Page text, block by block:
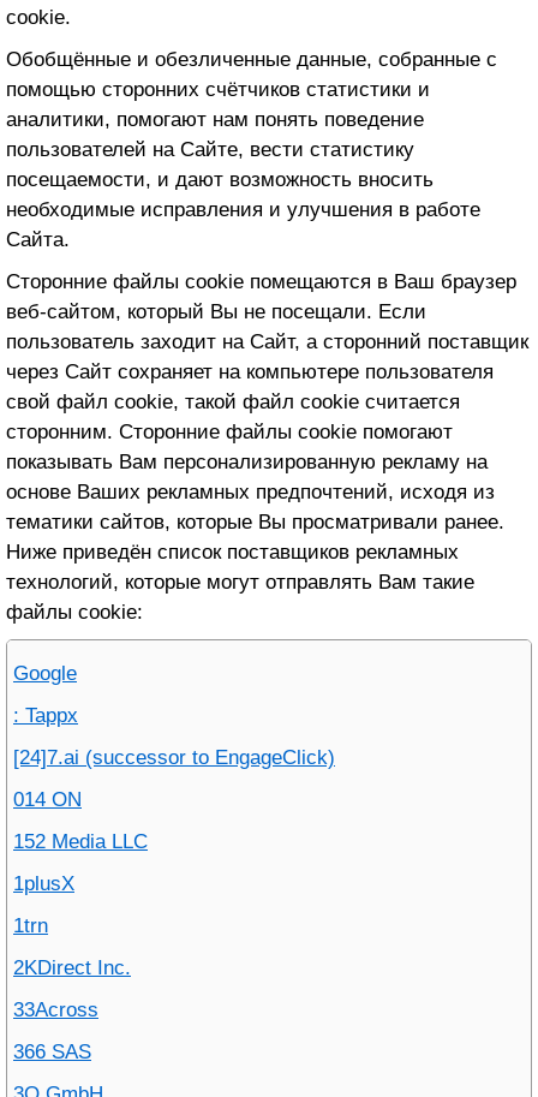
cookie.
Обобщённые и обезличенные данные, собранные с
помощью сторонних счётчиков статистики и
аналитики, помогают нам понять поведение
пользователей на Сайте, вести статистику
посещаемости, и дают возможность вносить
необходимые исправления и улучшения в работе
Сайта.
Сторонние файлы cookie помещаются в Ваш браузер
веб-сайтом, который Вы не посещали. Если
пользователь заходит на Сайт, а сторонний поставщик
через Сайт сохраняет на компьютере пользователя
свой файл cookie, такой файл cookie считается
сторонним. Сторонние файлы cookie помогают
показывать Вам персонализированную рекламу на
основе Ваших рекламных предпочтений, исходя из
тематики сайтов, которые Вы просматривали ранее.
Ниже приведён список поставщиков рекламных
технологий, которые могут отправлять Вам такие
файлы cookie:
Google
: Tappx
[24]7.ai (successor to EngageClick)
014 ON
152 Media LLC
1plusX
1trn
2KDirect Inc.
33Across
366 SAS